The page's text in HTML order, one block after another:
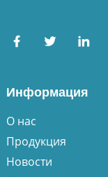
Информация
О нас
Продукция
Новости